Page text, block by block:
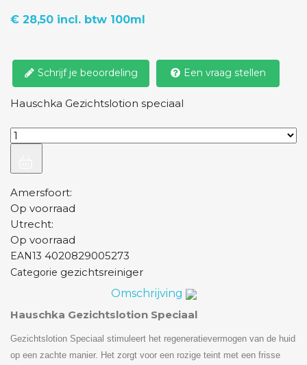
€ 28,50 incl. btw 100ml
Schrijf je beoordeling Een vraag stellen
Hauschka Gezichtslotion speciaal
Amersfoort:
Op voorraad
Utrecht:
Op voorraad
EAN13 4020829005273
Categorie gezichtsreiniger
Omschrijving
Hauschka Gezichtslotion Speciaal
Gezichtslotion Speciaal stimuleert het regeneratievermogen van de huid
op een zachte manier. Het zorgt voor een rozige teint met een frisse